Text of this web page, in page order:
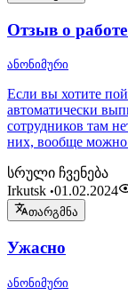
Отзыв о
ანონიმური
Если вы хотите
автоматически
сотрудников там
них, вообще можно
სრული ჩვენება
Irkutsk •01.02.2024
თარგმნა
Ужасно
ანონიმური